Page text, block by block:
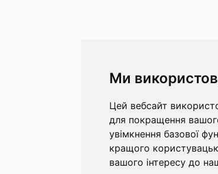
Ми
Цей вебсайт
для покращення
увімкнення базової
кращого
вашого інтересу до